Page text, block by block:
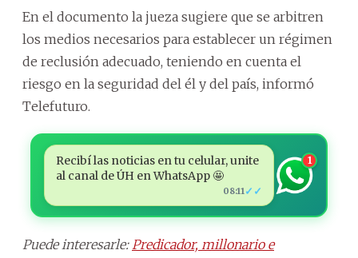
En el documento la jueza sugiere que se arbitren
los medios necesarios para establecer un régimen
de reclusión adecuado, teniendo en cuenta el
riesgo en la seguridad del él y del país, informó
Telefuturo.
Recibí las noticias en tu celular, unite
al canal de ÚH en WhatsApp 🤩
08:11✓✓
1
Puede interesarle:Predicador, millonario e